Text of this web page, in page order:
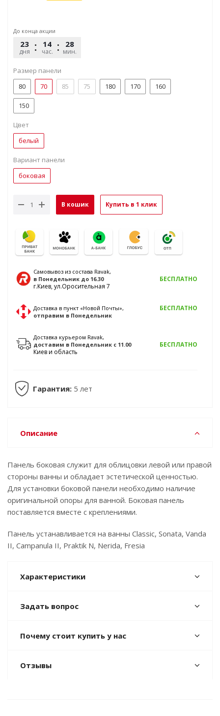
До конца акции
23
дня
14
час.
28
мин.
Размер панели
80
70 85 75 180 170 160
150
Цвет
белый
Вариант панели
боковая
В кошик Купить в 1 клик
Самовывоз из состава Ravak,
в Понедельник до 16.30
г.Киев, ул.Оросительная 7
БЕСПЛАТНО
Доставка в пункт «Новой Почты»,
отправим в Понедельник
БЕСПЛАТНО
Доставка курьером Ravak,
доставим в Понедельник с 11.00
Киев и область
БЕСПЛАТНО
Гарантия: 5 лет
Описание
Панель боковая служит для облицовки левой или правой
стороны ванны и обладает эстетической ценностью.
Для установки боковой панели необходимо наличие
оригинальной опоры для ванной. Боковая панель
поставляется вместе с креплениями.
Панель устанавливается на ванны Classic, Sonata, Vanda
II, Campanula II, Praktik N, Nerida, Fresia
Характеристики
Задать вопрос
Почему стоит купить у нас
Отзывы